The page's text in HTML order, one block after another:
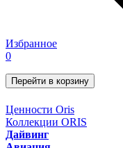
Избранное
0
Перейти в корзину
Ценности Oris
Коллекции ORIS
Дайвинг